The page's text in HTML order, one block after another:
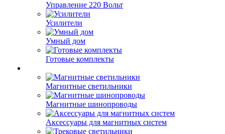
Управление 220 Вольт
Усилители
Умный дом
Готовые комплекты
Магнитные светильники
Магнитные шинопроводы
Аксессуары для магнитных систем